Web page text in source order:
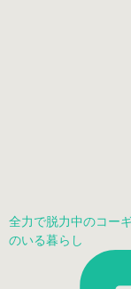
全力で脱力中のコー
のいる暮らし